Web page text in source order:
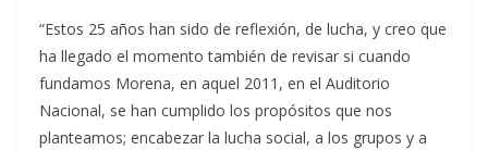
“Estos 25 años han sido de reflexión, de lucha, y creo que
ha llegado el momento también de revisar si cuando
fundamos Morena, en aquel 2011, en el Auditorio
Nacional, se han cumplido los propósitos que nos
planteamos; encabezar la lucha social, a los grupos y a